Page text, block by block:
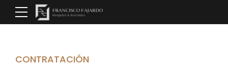
CONTRATACIÓN